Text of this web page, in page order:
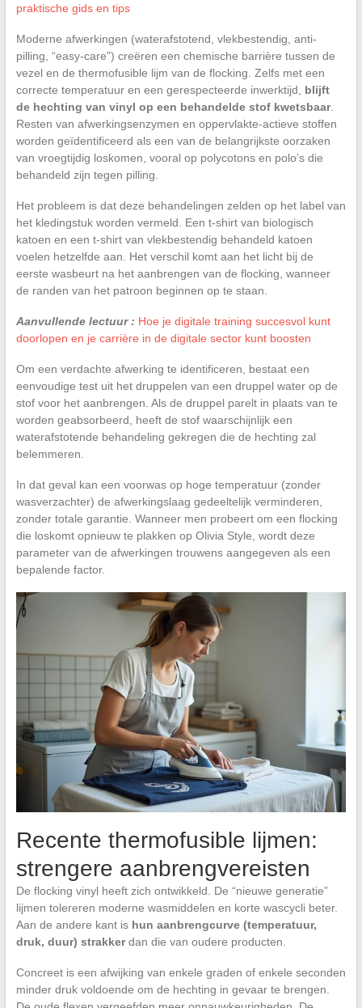
praktische gids en tips
Moderne afwerkingen (waterafstotend, vlekbestendig, anti-
pilling, “easy-care”) creëren een chemische barrière tussen de
vezel en de thermofusible lijm van de flocking. Zelfs met een
correcte temperatuur en een gerespecteerde inwerktijd, blijft
de hechting van vinyl op een behandelde stof kwetsbaar.
Resten van afwerkingsenzymen en oppervlakte-actieve stoffen
worden geïdentificeerd als een van de belangrijkste oorzaken
van vroegtijdig loskomen, vooral op polycotons en polo’s die
behandeld zijn tegen pilling.
Het probleem is dat deze behandelingen zelden op het label van
het kledingstuk worden vermeld. Een t-shirt van biologisch
katoen en een t-shirt van vlekbestendig behandeld katoen
voelen hetzelfde aan. Het verschil komt aan het licht bij de
eerste wasbeurt na het aanbrengen van de flocking, wanneer
de randen van het patroon beginnen op te staan.
Aanvullende lectuur : Hoe je digitale training succesvol kunt
doorlopen en je carrière in de digitale sector kunt boosten
Om een verdachte afwerking te identificeren, bestaat een
eenvoudige test uit het druppelen van een druppel water op de
stof voor het aanbrengen. Als de druppel parelt in plaats van te
worden geabsorbeerd, heeft de stof waarschijnlijk een
waterafstotende behandeling gekregen die de hechting zal
belemmeren.
In dat geval kan een voorwas op hoge temperatuur (zonder
wasverzachter) de afwerkingslaag gedeeltelijk verminderen,
zonder totale garantie. Wanneer men probeert om een flocking
die loskomt opnieuw te plakken op Olivia Style, wordt deze
parameter van de afwerkingen trouwens aangegeven als een
bepalende factor.
Recente thermofusible lijmen:
strengere aanbrengvereisten
De flocking vinyl heeft zich ontwikkeld. De “nieuwe generatie”
lijmen tolereren moderne wasmiddelen en korte wascycli beter.
Aan de andere kant is hun aanbrengcurve (temperatuur,
druk, duur) strakkerdan die van oudere producten.
Concreet is een afwijking van enkele graden of enkele seconden
minder druk voldoende om de hechting in gevaar te brengen.